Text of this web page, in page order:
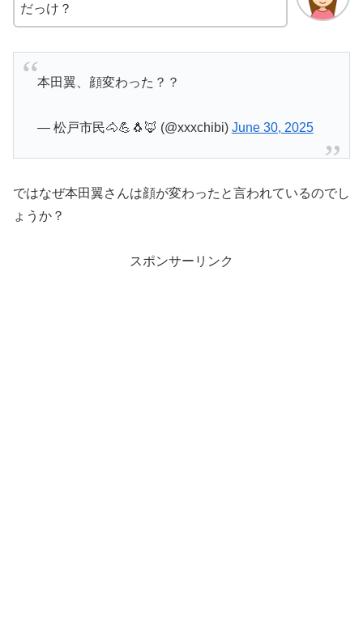
だっけ？
本田翼、顔変わった？？
— 松戸市民🐴💪🐧🦊 (@xxxchibi) June 30, 2025
ではなぜ本田翼さんは顔が変わったと言われているのでし
ょうか？
スポンサーリンク